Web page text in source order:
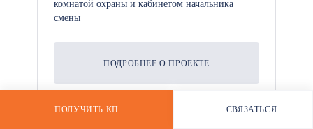
комнатой охраны и кабинетом начальника
смены
ПОДРОБНЕЕ О ПРОЕКТЕ
ПОЛУЧИТЬ КП СВЯЗАТЬСЯ